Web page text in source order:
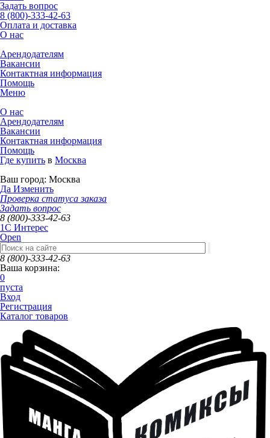
Задать вопрос
8 (800)-333-42-63
Оплата и доставка
О нас
Арендодателям
Вакансии
Контактная информация
Помощь
Меню
О нас
Арендодателям
Вакансии
Контактная информация
Помощь
Где купить в Москва
Ваш город: Москва
Да Изменить
Проверка статуса заказа
Задать вопрос
8 (800)-333-42-63
1C Интерес
Open
8 (800)-333-42-63
Ваша корзина:
0
пуста
Вход
Регистрация
Каталог товаров